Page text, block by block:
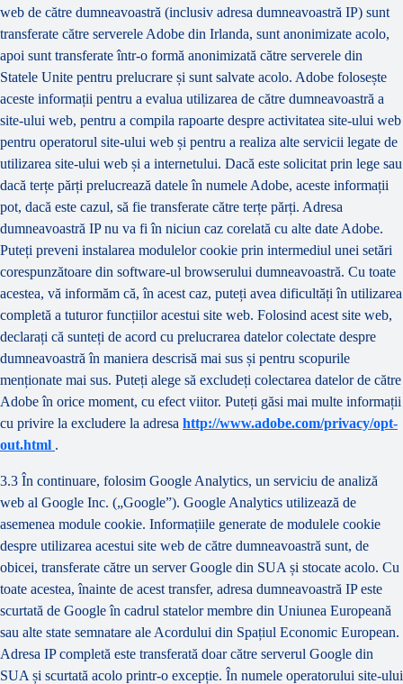
web de către dumneavoastră (inclusiv adresa dumneavoastră IP) sunt
transferate către serverele Adobe din Irlanda, sunt anonimizate acolo,
apoi sunt transferate într-o formă anonimizată către serverele din
Statele Unite pentru prelucrare și sunt salvate acolo. Adobe folosește
aceste informații pentru a evalua utilizarea de către dumneavoastră a
site-ului web, pentru a compila rapoarte despre activitatea site-ului web
pentru operatorul site-ului web și pentru a realiza alte servicii legate de
utilizarea site-ului web și a internetului. Dacă este solicitat prin lege sau
dacă terțe părți prelucrează datele în numele Adobe, aceste informații
pot, dacă este cazul, să fie transferate către terțe părți. Adresa
dumneavoastră IP nu va fi în niciun caz corelată cu alte date Adobe.
Puteți preveni instalarea modulelor cookie prin intermediul unei setări
corespunzătoare din software-ul browserului dumneavoastră. Cu toate
acestea, vă informăm că, în acest caz, puteți avea dificultăți în utilizarea
completă a tuturor funcțiilor acestui site web. Folosind acest site web,
declarați că sunteți de acord cu prelucrarea datelor colectate despre
dumneavoastră în maniera descrisă mai sus și pentru scopurile
menționate mai sus. Puteți alege să excludeți colectarea datelor de către
Adobe în orice moment, cu efect viitor. Puteți găsi mai multe informații
cu privire la excludere la adresa http://www.adobe.com/privacy/opt-
out.html .
3.3 În continuare, folosim Google Analytics, un serviciu de analiză
web al Google Inc. („Google”). Google Analytics utilizează de
asemenea module cookie. Informațiile generate de modulele cookie
despre utilizarea acestui site web de către dumneavoastră sunt, de
obicei, transferate către un server Google din SUA și stocate acolo. Cu
toate acestea, înainte de acest transfer, adresa dumneavoastră IP este
scurtată de Google în cadrul statelor membre din Uniunea Europeană
sau alte state semnatare ale Acordului din Spațiul Economic European.
Adresa IP completă este transferată doar către serverul Google din
SUA și scurtată acolo printr-o excepție. În numele operatorului site-ului